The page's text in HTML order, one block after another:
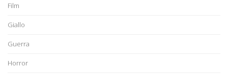
Film
Giallo
Guerra
Horror